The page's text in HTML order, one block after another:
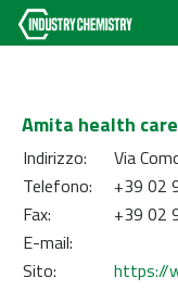
Amita health
Indirizzo:
Via
Telefono:
+39 02
Fax:
+39 02
E-mail:
Sito:
https://